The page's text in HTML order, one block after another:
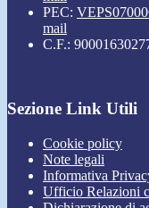
PEC:
mail
C.F.:
Sezione Link Utili
Cookie policy
Note legali
Informativa
Ufficio Relazioni